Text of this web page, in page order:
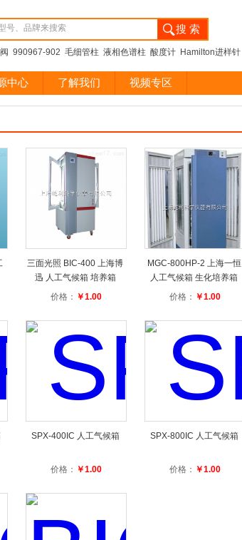
阀 990967-902 毛细管柱 液相色谱柱 酸度计 Hamilton进样针
中心 了解我们 视频专区
三面光照 BIC-400 上海博
迅 人工气候箱 培养箱
价格： ￥1.00
MGC-800HP-2 上海一恒
人工气候箱 生化培养箱
价格： ￥1.00
SPX-400IC 人工气候箱
价格： ￥1.00
SPX-800IC 人工气候箱
价格： ￥1.00